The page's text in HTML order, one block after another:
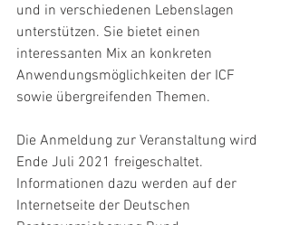
und in verschiedenen Lebenslagen
unterstützen. Sie bietet einen
interessanten Mix an konkreten
Anwendungsmöglichkeiten der ICF
sowie übergreifenden Themen.
Die Anmeldung zur Veranstaltung wird
Ende Juli 2021 freigeschaltet.
Informationen dazu werden auf der
Internetseite der Deutschen